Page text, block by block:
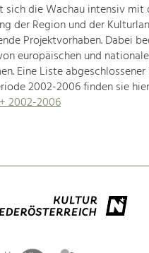
sich die Wachau intensiv mit
der Region und der
Projektvorhaben. Dabei
europäischen und
Eine Liste
2002-2006 finden sie
2002-2006